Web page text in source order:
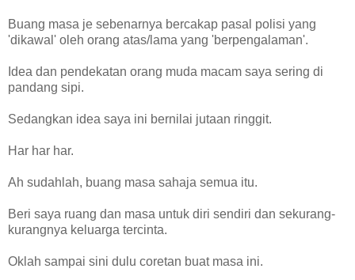
Buang masa je sebenarnya bercakap pasal polisi yang
'dikawal' oleh orang atas/lama yang 'berpengalaman'.
Idea dan pendekatan orang muda macam saya sering di
pandang sipi.
Sedangkan idea saya ini bernilai jutaan ringgit.
Har har har.
Ah sudahlah, buang masa sahaja semua itu.
Beri saya ruang dan masa untuk diri sendiri dan sekurang-
kurangnya keluarga tercinta.
Oklah sampai sini dulu coretan buat masa ini.